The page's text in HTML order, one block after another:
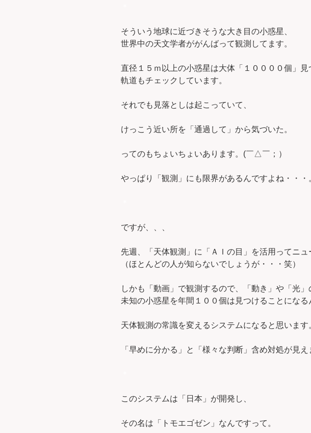
そういう地球に近づきそうな大き目の小惑星、
世界中の天文学者ががんばって観測してます。
直径１５ｍ以上の小惑星は大体「１００００個」見
軌道もチェックしています。
それでも見落としは起こっていて、
けっこう近い所を「通過して」から気づいた。
ってのもちょいちょいあります。(￣△￣；）
やっぱり「観測」にも限界があるんですよね・・・
ですが、、、
先週、「天体観測」に「ＡＩの目」を活用ってニュ
（ほとんどの人が知らないでしょうが・・・笑）
しかも「動画」で観測するので、「動き」や「光」
未知の小惑星を年間１００個は見つけることになる
天体観測の常識を変えるシステムになると思います
「早めに分かる」と「様々な判断」含め対処が見え
このシステムは「日本」が開発し、
その名は「トモエゴゼン」なんですって。